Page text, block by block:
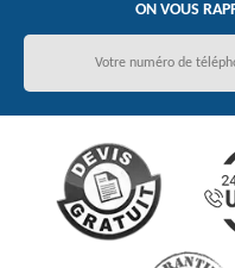
ON VOUS